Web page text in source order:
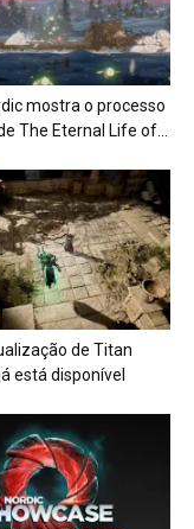
mostra o processo
The Eternal Life of...
de Titan
está disponível